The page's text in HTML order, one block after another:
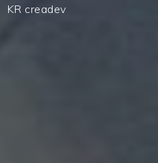
KR creadev